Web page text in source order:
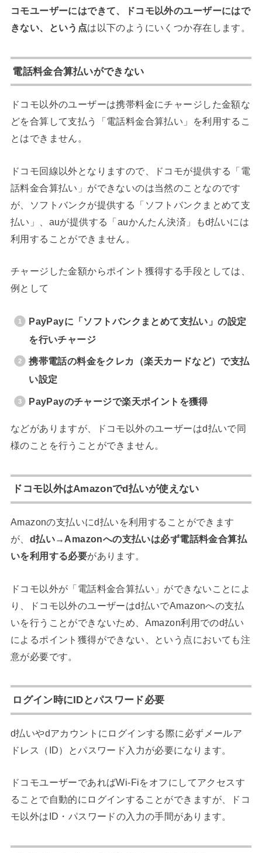
コモユーザーにはできて、ドコモ以外のユーザーにはで
きない、という点は以下のようにいくつか存在します。
電話料金合算払いができない
ドコモ以外のユーザーは携帯料金にチャージした金額な
どを合算して支払う「電話料金合算払い」を利用するこ
とはできません。
ドコモ回線以外となりますので、ドコモが提供する「電
話料金合算払い」ができないのは当然のことなのです
が、ソフトバンクが提供する「ソフトバンクまとめて支
払い」、auが提供する「auかんたん決済」もd払いには
利用することができません。
チャージした金額からポイント獲得する手段としては、
例として
PayPayに「ソフトバンクまとめて支払い」の設定
を行いチャージ
携帯電話の料金をクレカ（楽天カードなど）で支払
い設定
PayPayのチャージで楽天ポイントを獲得
などがありますが、ドコモ以外のユーザーはd払いで同
様のことを行うことができません。
ドコモ以外はAmazonでd払いが使えない
Amazonの支払いにd払いを利用することができます
が、 d払い→Amazonへの支払いは必ず電話料金合算払
いを利用する必要があります。
ドコモ以外が「電話料金合算払い」ができないことによ
り、ドコモ以外のユーザーはd払いでAmazonへの支払
いを行うことができないため、Amazon利用でのd払い
によるポイント獲得ができない、という点においても注
意が必要です。
ログイン時にIDとパスワード必要
d払いやdアカウントにログインする際に必ずメールア
ドレス（ID）とパスワード入力が必要になります。
ドコモユーザーであればWi-Fiをオフにしてアクセスす
ることで自動的にログインすることができますが、ドコ
モ以外はID・パスワードの入力の手間があります。